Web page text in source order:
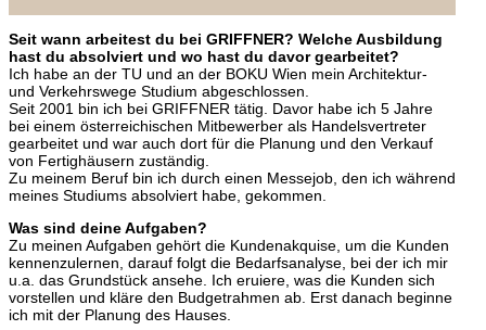
Seit wann arbeitest du bei GRIFFNER? Welche Ausbildung
hast du absolviert und wo hast du davor gearbeitet?
Ich habe an der TU und an der BOKU Wien mein Architektur-
und Verkehrswege Studium abgeschlossen.
Seit 2001 bin ich bei GRIFFNER tätig. Davor habe ich 5 Jahre
bei einem österreichischen Mitbewerber als Handelsvertreter
gearbeitet und war auch dort für die Planung und den Verkauf
von Fertighäusern zuständig.
Zu meinem Beruf bin ich durch einen Messejob, den ich während
meines Studiums absolviert habe, gekommen.
Was sind deine Aufgaben?
Zu meinen Aufgaben gehört die Kundenakquise, um die Kunden
kennenzulernen, darauf folgt die Bedarfsanalyse, bei der ich mir
u.a. das Grundstück ansehe. Ich eruiere, was die Kunden sich
vorstellen und kläre den Budgetrahmen ab. Erst danach beginne
ich mit der Planung des Hauses.